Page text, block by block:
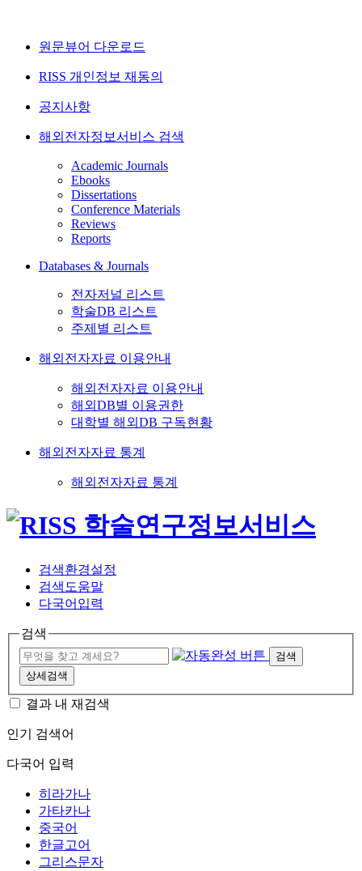
원문뷰어 다운로드
RISS 개인정보 재동의
공지사항
해외전자정보서비스 검색
Academic Journals
Ebooks
Dissertations
Conference Materials
Reviews
Reports
Databases & Journals
전자저널 리스트
학술DB 리스트
주제별 리스트
해외전자자료 이용안내
해외전자자료 이용안내
해외DB별 이용권한
대학별 해외DB 구독현황
해외전자자료 통계
해외전자자료 통계
검색환경설정
검색도움말
다국어입력
검색
검색
상세검색
결과 내 재검색
인기 검색어
다국어 입력
히라가나
가타카나
중국어
한글고어
그리스문자